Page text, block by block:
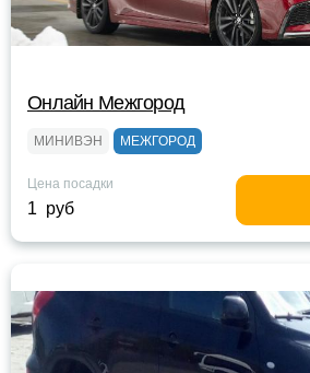
Онлайн Межгород
МИНИВЭН МЕЖГОРОД
Цена посадки
1 руб